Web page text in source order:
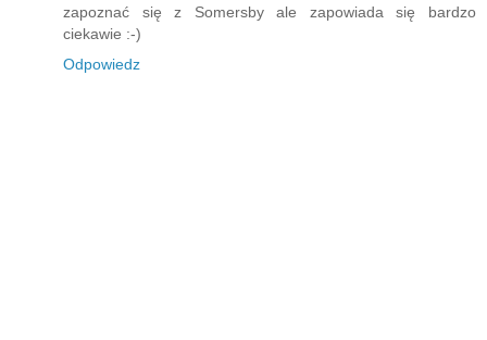
zapoznać się z Somersby ale zapowiada się bardzo
ciekawie :-)
Odpowiedz